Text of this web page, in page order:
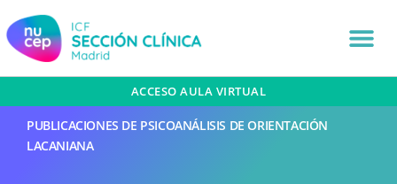
ACCESO AULA VIRTUAL
PUBLICACIONES DE PSICOANÁLISIS DE ORIENTACIÓN
LACANIANA